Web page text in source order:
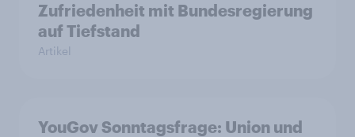
Zufriedenheit mit Bundesregierung
auf Tiefstand
Artikel
YouGov Sonntagsfrage: Union und